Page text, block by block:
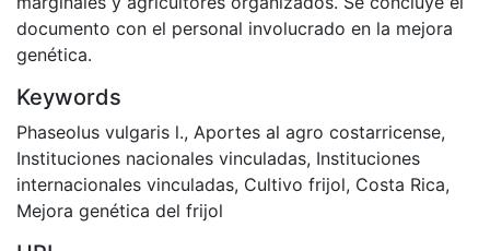
documento con el personal involucrado en la mejora
genética.
Keywords
Phaseolus vulgaris l., Aportes al agro costarricense,
Instituciones nacionales vinculadas, Instituciones
internacionales vinculadas, Cultivo frijol, Costa Rica,
Mejora genética del frijol